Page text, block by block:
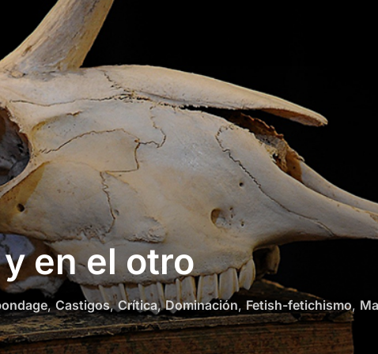
en el otro
, Castigos,Crítica,Dominación, Fetish-fetichismo,